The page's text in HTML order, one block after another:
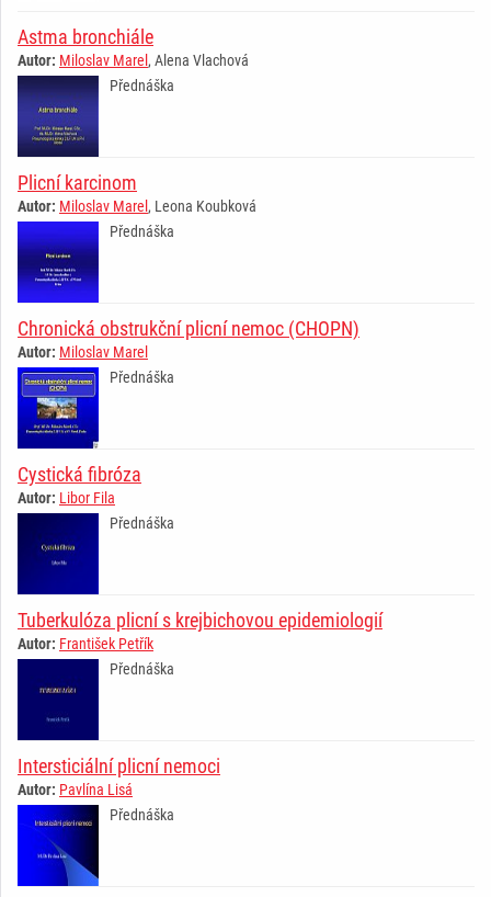
Astma bronchiále
Autor: Miloslav Marel, Alena Vlachová
Přednáška
Plicní karcinom
Autor: Miloslav Marel, Leona Koubková
Přednáška
Chronická obstrukční plicní nemoc (CHOPN)
Autor: Miloslav Marel
Přednáška
Cystická fibróza
Autor: Libor Fila
Přednáška
Tuberkulóza plicní s krejbichovou epidemiologií
Autor: František Petřík
Přednáška
Intersticiální plicní nemoci
Autor: Pavlína Lisá
Přednáška